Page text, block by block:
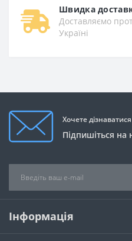
Швидка
Доставляємо
Україні
Хочете
Підпишіться
Інформація